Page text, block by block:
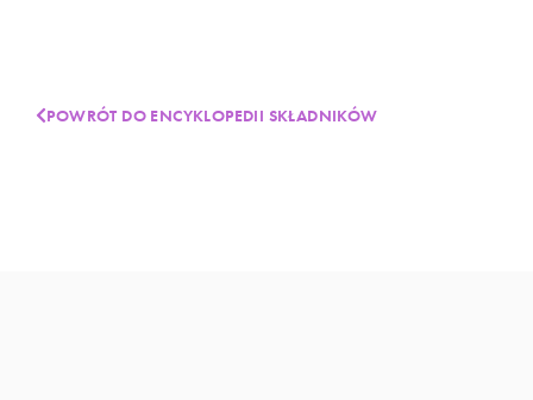
POWRÓT DO ENCYKLOPEDII SKŁADNIKÓW